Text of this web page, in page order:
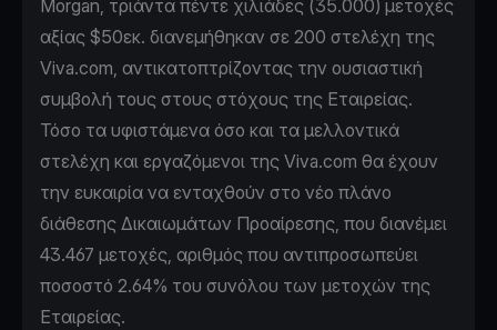
Morgan, τριάντα πέντε χιλιάδες (35.000) μετοχές
αξίας $50εκ. διανεμήθηκαν σε 200 στελέχη της
Viva.com, αντικατοπτρίζοντας την ουσιαστική
συμβολή τους στους στόχους της Εταιρείας.
Τόσο τα υφιστάμενα όσο και τα μελλοντικά
στελέχη και εργαζόμενοι της Viva.com θα έχουν
την ευκαιρία να ενταχθούν στο νέο πλάνο
διάθεσης Δικαιωμάτων Προαίρεσης, που διανέμει
43.467 μετοχές, αριθμός που αντιπροσωπεύει
ποσοστό 2.64% του συνόλου των μετοχών της
Εταιρείας.